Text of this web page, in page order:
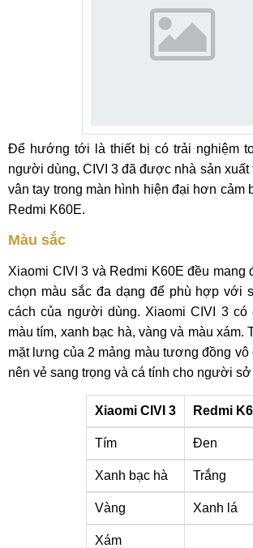
Để hướng tới là thiết bị có trải nghiệm
người dùng, CIVI 3 đã được nhà sản xuất
vân tay trong màn hình hiện đại hơn cảm
Redmi K60E.
Màu sắc
Xiaomi CIVI 3 và Redmi K60E đều
chọn màu sắc đa dạng để phù hợp với
cách của người dùng. Xiaomi CIVI 3 có
màu tím, xanh bạc hà, vàng và màu xám.
mặt lưng của 2 mảng màu tương đồng vô
nên vẻ sang trọng và cá tính cho người
Xiaomi CIVI 3 Redmi
Tím Đen
Xanh bạc hà Trắng
Vàng Xanh lá
Xám